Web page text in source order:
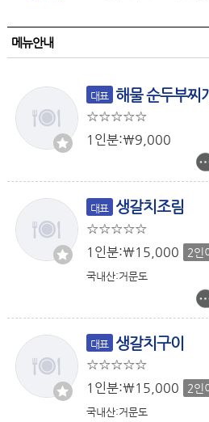
메뉴안내
대표 해물 순두부찌
1인분:￦9,000
대표 생갈치조림
1인분:￦15,000 2인
국내산:거문도
대표 생갈치구이
1인분:￦15,000 2인
국내산:거문도